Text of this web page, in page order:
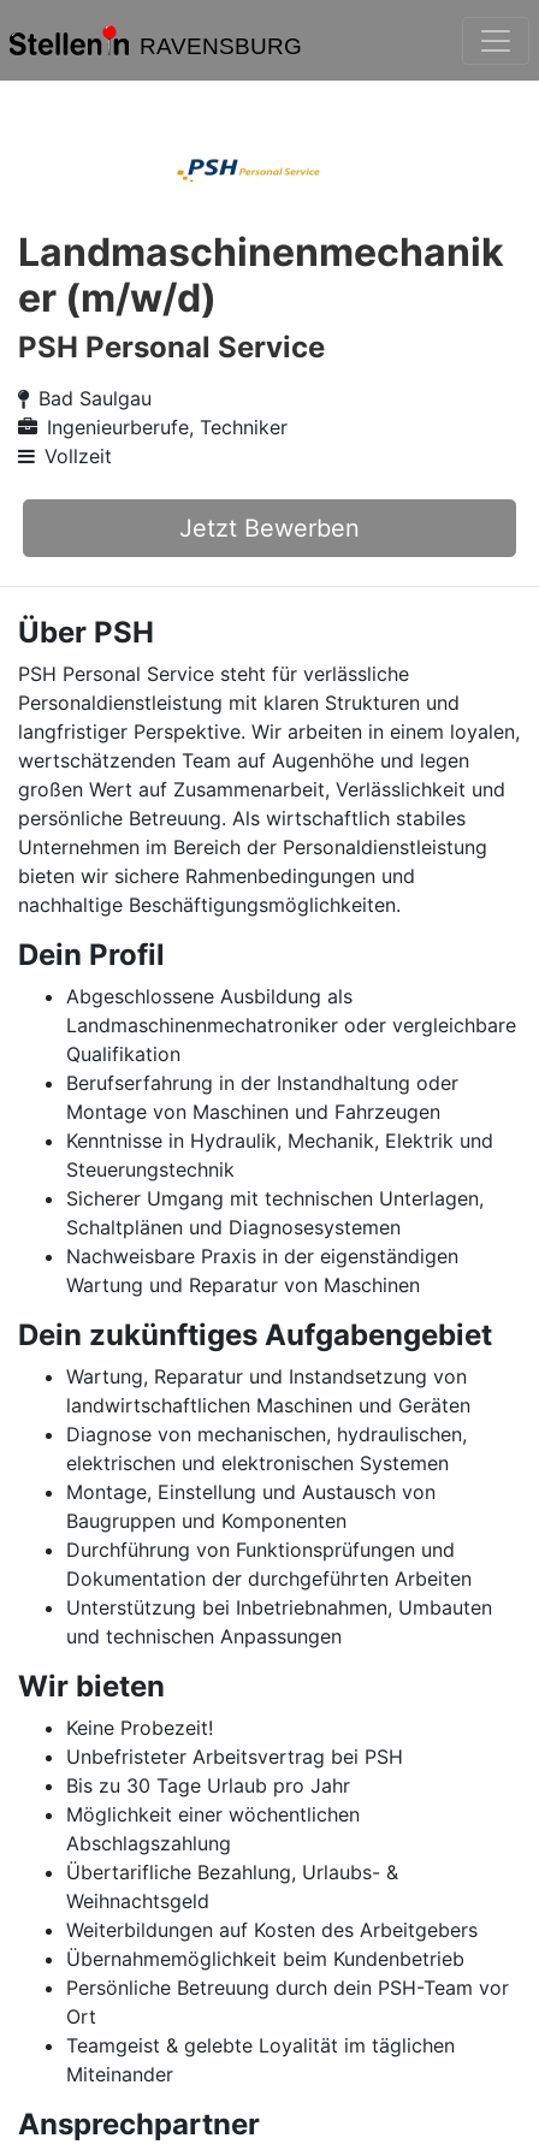
RAVENSBURG
Landmaschinenmechanik
er (m/w/d)
PSH Personal Service
Bad Saulgau
Ingenieurberufe, Techniker
Vollzeit
Jetzt Bewerben
Über PSH
PSH Personal Service steht für verlässliche
Personaldienstleistung mit klaren Strukturen und
langfristiger Perspektive. Wir arbeiten in einem loyalen,
wertschätzenden Team auf Augenhöhe und legen
großen Wert auf Zusammenarbeit, Verlässlichkeit und
persönliche Betreuung. Als wirtschaftlich stabiles
Unternehmen im Bereich der Personaldienstleistung
bieten wir sichere Rahmenbedingungen und
nachhaltige Beschäftigungsmöglichkeiten.
Dein Profil
Abgeschlossene Ausbildung als
Landmaschinenmechatroniker oder vergleichbare
Qualifikation
Berufserfahrung in der Instandhaltung oder
Montage von Maschinen und Fahrzeugen
Kenntnisse in Hydraulik, Mechanik, Elektrik und
Steuerungstechnik
Sicherer Umgang mit technischen Unterlagen,
Schaltplänen und Diagnosesystemen
Nachweisbare Praxis in der eigenständigen
Wartung und Reparatur von Maschinen
Dein zukünftiges Aufgabengebiet
Wartung, Reparatur und Instandsetzung von
landwirtschaftlichen Maschinen und Geräten
Diagnose von mechanischen, hydraulischen,
elektrischen und elektronischen Systemen
Montage, Einstellung und Austausch von
Baugruppen und Komponenten
Durchführung von Funktionsprüfungen und
Dokumentation der durchgeführten Arbeiten
Unterstützung bei Inbetriebnahmen, Umbauten
und technischen Anpassungen
Wir bieten
Keine Probezeit!
Unbefristeter Arbeitsvertrag bei PSH
Bis zu 30 Tage Urlaub pro Jahr
Möglichkeit einer wöchentlichen
Abschlagszahlung
Übertarifliche Bezahlung, Urlaubs- &
Weihnachtsgeld
Weiterbildungen auf Kosten des Arbeitgebers
Übernahmemöglichkeit beim Kundenbetrieb
Persönliche Betreuung durch dein PSH-Team vor
Ort
Teamgeist & gelebte Loyalität im täglichen
Miteinander
Ansprechpartner